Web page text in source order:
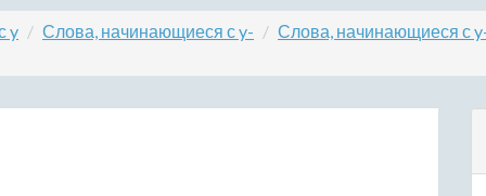
y Слова, начинающиеся с y- Слова, начинающиеся с